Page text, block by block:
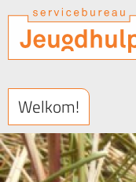
Welkom!